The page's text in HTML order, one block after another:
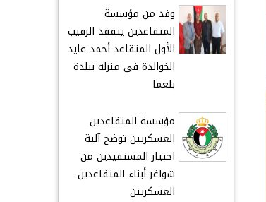
وفد من مؤسسة
المتقاعدين يتفقد الرقيب
الأول المتقاعد أحمد عايد
الخوالدة في منزله ببلدة
بلعما
مؤسسة المتقاعدين
العسكريين توضح آلية
اختيار المستفيدين من
شواغر أبناء المتقاعدين
العسكريين